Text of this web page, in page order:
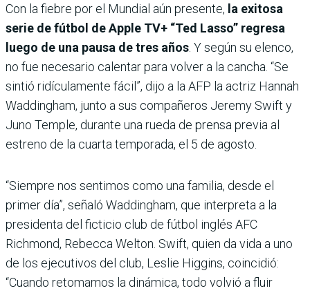
Con la fiebre por el Mundial aún presente, la exitosa
serie de fútbol de Apple TV+ “Ted Lasso” regresa
luego de una pausa de tres años . Y según su elenco,
no fue necesario calentar para volver a la cancha. “Se
sintió ridículamente fácil”, dijo a la AFP la actriz Hannah
Waddingham, junto a sus compañeros Jeremy Swift y
Juno Temple, durante una rueda de prensa previa al
estreno de la cuarta temporada, el 5 de agosto.
“Siempre nos sentimos como una familia, desde el
primer día”, señaló Waddingham, que interpreta a la
presidenta del ficticio club de fútbol inglés AFC
Richmond, Rebecca Welton. Swift, quien da vida a uno
de los ejecutivos del club, Leslie Higgins, coincidió:
“Cuando retomamos la dinámica, todo volvió a fluir